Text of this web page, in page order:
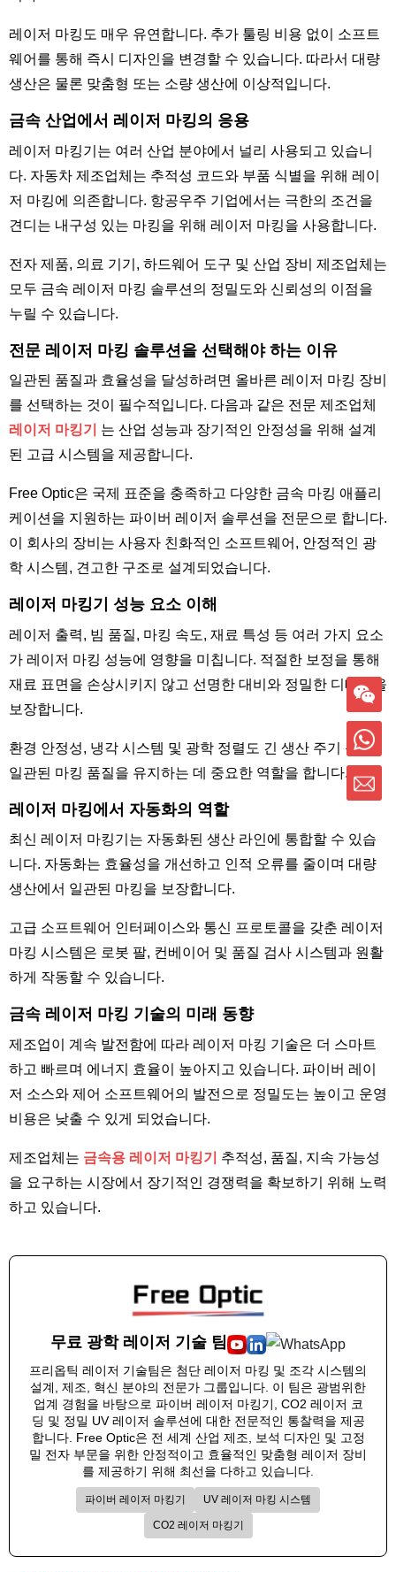
레이저 마킹도 매우 유연합니다. 추가 툴링 비용 없이 소프트
웨어를 통해 즉시 디자인을 변경할 수 있습니다. 따라서 대량
생산은 물론 맞춤형 또는 소량 생산에 이상적입니다.
금속 산업에서 레이저 마킹의 응용
레이저 마킹기는 여러 산업 분야에서 널리 사용되고 있습니
다. 자동차 제조업체는 추적성 코드와 부품 식별을 위해 레이
저 마킹에 의존합니다. 항공우주 기업에서는 극한의 조건을
견디는 내구성 있는 마킹을 위해 레이저 마킹을 사용합니다.
전자 제품, 의료 기기, 하드웨어 도구 및 산업 장비 제조업체는
모두 금속 레이저 마킹 솔루션의 정밀도와 신뢰성의 이점을
누릴 수 있습니다.
전문 레이저 마킹 솔루션을 선택해야 하는 이유
일관된 품질과 효율성을 달성하려면 올바른 레이저 마킹 장비
를 선택하는 것이 필수적입니다. 다음과 같은 전문 제조업체
레이저 마킹기
는 산업 성능과 장기적인 안정성을 위해 설계
된 고급 시스템을 제공합니다.
Free Optic은 국제 표준을 충족하고 다양한 금속 마킹 애플리
케이션을 지원하는 파이버 레이저 솔루션을 전문으로 합니다.
이 회사의 장비는 사용자 친화적인 소프트웨어, 안정적인 광
학 시스템, 견고한 구조로 설계되었습니다.
레이저 마킹기 성능 요소 이해
레이저 출력, 빔 품질, 마킹 속도, 재료 특성 등 여러 가지 요소
가 레이저 마킹 성능에 영향을 미칩니다. 적절한 보정을 통해
재료 표면을 손상시키지 않고 선명한 대비와 정밀한 디테일을
보장합니다.
환경 안정성, 냉각 시스템 및 광학 정렬도 긴 생산 주기 동안
일관된 마킹 품질을 유지하는 데 중요한 역할을 합니다.
레이저 마킹에서 자동화의 역할
최신 레이저 마킹기는 자동화된 생산 라인에 통합할 수 있습
니다. 자동화는 효율성을 개선하고 인적 오류를 줄이며 대량
생산에서 일관된 마킹을 보장합니다.
고급 소프트웨어 인터페이스와 통신 프로토콜을 갖춘 레이저
마킹 시스템은 로봇 팔, 컨베이어 및 품질 검사 시스템과 원활
하게 작동할 수 있습니다.
금속 레이저 마킹 기술의 미래 동향
제조업이 계속 발전함에 따라 레이저 마킹 기술은 더 스마트
하고 빠르며 에너지 효율이 높아지고 있습니다. 파이버 레이
저 소스와 제어 소프트웨어의 발전으로 정밀도는 높이고 운영
비용은 낮출 수 있게 되었습니다.
제조업체는 금속용 레이저 마킹기
추적성, 품질, 지속 가능성
을 요구하는 시장에서 장기적인 경쟁력을 확보하기 위해 노력
하고 있습니다.
무료 광학 레이저 기술 팀
프리옵틱 레이저 기술팀은 첨단 레이저 마킹 및 조각 시스템의
설계, 제조, 혁신 분야의 전문가 그룹입니다. 이 팀은 광범위한
업계 경험을 바탕으로 파이버 레이저 마킹기, CO2 레이저 코
딩 및 정밀 UV 레이저 솔루션에 대한 전문적인 통찰력을 제공
합니다. Free Optic은 전 세계 산업 제조, 보석 디자인 및 고정
밀 전자 부문을 위한 안정적이고 효율적인 맞춤형 레이저 장비
를 제공하기 위해 최선을 다하고 있습니다.
파이버 레이저 마킹기 UV 레이저 마킹 시스템
CO2 레이저 마킹기